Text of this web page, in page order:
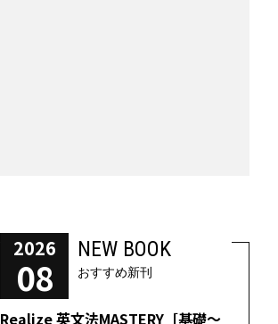
2026
08
NEW BOOK
おすすめ新刊
Realize 英文法MASTERY［基礎～